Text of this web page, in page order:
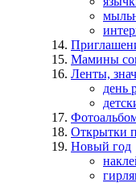
Мамины
Ленты,
день
Открытки
Новый год